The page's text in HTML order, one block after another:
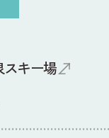
キー場